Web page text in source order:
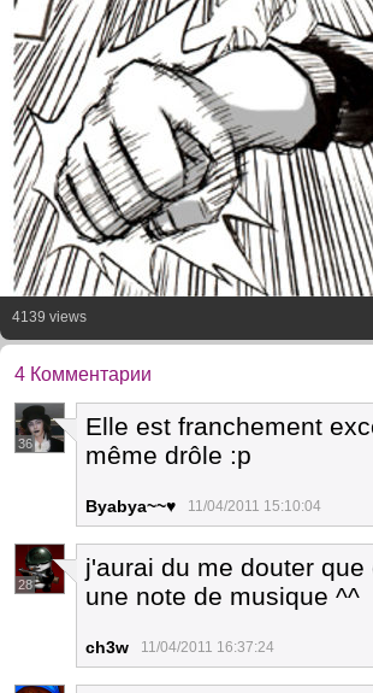
4139 views
4 Комментарии
36
Elle est franchement
même drôle :p
Byabya~~♥ 11/04/2011 15:10:04
28
j'aurai du me douter
une note de musique ^^
ch3w 11/04/2011 16:37:24